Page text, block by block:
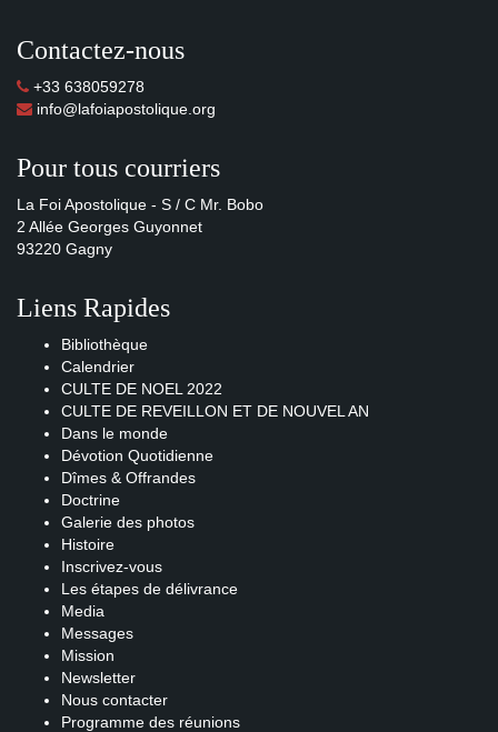
Contactez-nous
+33 638059278
info@lafoiapostolique.org
Pour tous courriers
La Foi Apostolique - S / C Mr. Bobo
2 Allée Georges Guyonnet
93220 Gagny
Liens Rapides
Bibliothèque
Calendrier
CULTE DE NOEL 2022
CULTE DE REVEILLON ET DE NOUVEL AN
Dans le monde
Dévotion Quotidienne
Dîmes & Offrandes
Doctrine
Galerie des photos
Histoire
Inscrivez-vous
Les étapes de délivrance
Media
Messages
Mission
Newsletter
Nous contacter
Programme des réunions